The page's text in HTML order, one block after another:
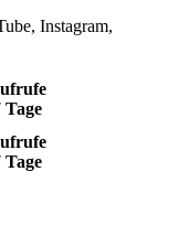
Instagram,
Tage
Tage